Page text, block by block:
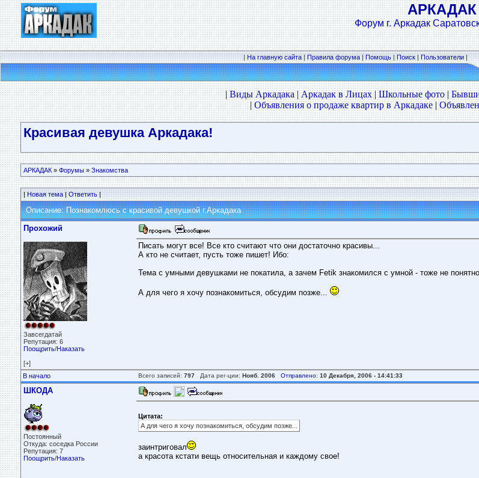
АРКАДАК
Форум г. Аркадак
|На главную сайта|Правила форума|Помощь|Поиск|Пользователи|
|Виды Аркадака|Аркадак в Лицах|Школьные фото|
|Объявления о продаже квартир в Аркадаке|
Красивая девушка Аркадака!
АРКАДАК » Форумы » Знакомства
|Новая тема|Ответить|
Описание: Познакомлюсь с красивой девушкой г.Аркадака
Прохожий
Завсегдатай
Репутация: 6
Поощрить/Наказать
[+]
Писать могут все! Все кто считают что они достаточно красивы...
А кто не считает, пусть тоже пишет! Ибо:
Тема с умными девушками не покатила, а зачем Fetik знакомился с умной - тоже не
А для чего я хочу познакомиться, обсудим позже...
В начало Всего записей: 797 Дата рег-ции: Нояб. 2006 Отправлено: 10 Декабря, 2006 - 14:41:33
ШКОДА
Постоянный
Откуда: соседка России
Репутация: 7
Поощрить/Наказать
Цитата:
А для чего я хочу познакомиться, обсудим позже...
заинтриговал
а красота кстати вещь относительная и каждому свое!